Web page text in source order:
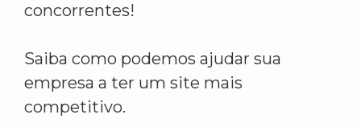
concorrentes!
Saiba como podemos ajudar sua
empresa a ter um site mais
competitivo.